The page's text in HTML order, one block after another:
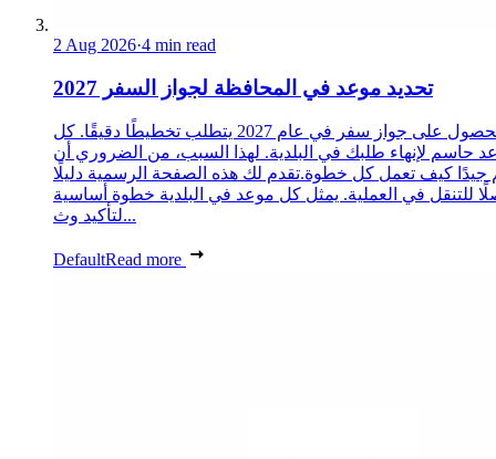
2 Aug 2026·4 min read
تحديد موعد في المحافظة لجواز السفر 2027
الحصول على جواز سفر في عام 2027 يتطلب تخطيطًا دقيقًا. كل
حاسم لإنهاء طلبك في البلدية. لهذا السبب، من الضروري أن
جيدًا كيف تعمل كل خطوة.تقدم لك هذه الصفحة الرسمية دليلًا
للتنقل في العملية. يمثل كل موعد في البلدية خطوة أساسية
لتأكيد وث...
DefaultRead more